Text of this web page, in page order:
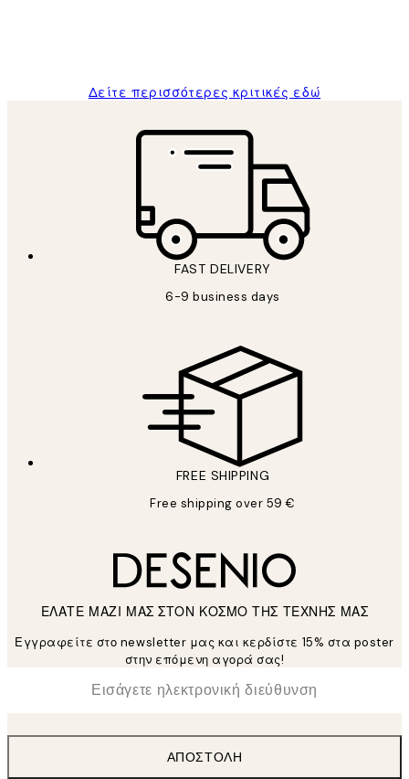
Δείτε περισσότερες κριτικές εδώ
FAST DELIVERY
6-9 business days
FREE SHIPPING
Free shipping over 59 €
ΕΛΑΤΕ ΜΑΖΙ ΜΑΣ ΣΤΟΝ ΚΟΣΜΟ ΤΗΣ ΤΕΧΝΗΣ ΜΑΣ
Εγγραφείτε στο newsletter μας και κερδίστε 15% στα poster
στην επόμενη αγορά σας!
Ηλεκτρονική Διεύθυνση
ΑΠΟΣΤΟΛΉ